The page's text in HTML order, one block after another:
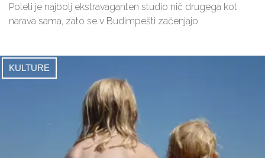
Poleti je najbolj ekstravaganten studio nič drugega kot
narava sama, zato se v Budimpešti začenjajo
KULTURE